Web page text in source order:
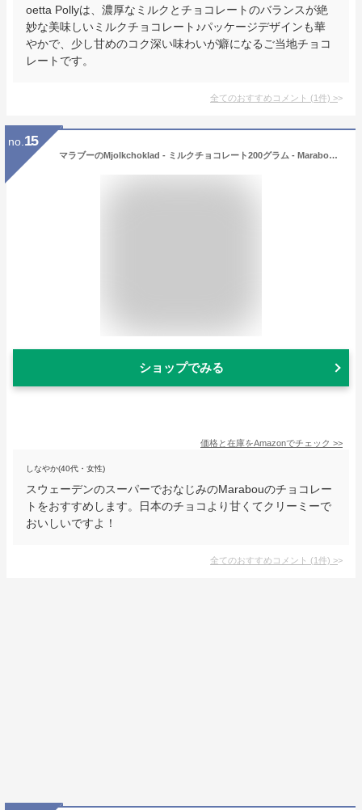
oetta Pollyは、濃厚なミルクとチョコレートのバランスが絶
妙な美味しいミルクチョコレート♪パッケージデザインも華
やかで、少し甘めのコク深い味わいが癖になるご当地チョコ
レートです。
全てのおすすめコメント (1件) >
no. 15
マラブーのMjolkchoklad - ミルクチョコレート200グラム - Marabou Mjolkchoklad - Milk Chocolate 200g [並行輸入品]
ショップでみる
価格と在庫をAmazonでチェック >>
しなやか(40代・女性)
スウェーデンのスーパーでおなじみのMarabouのチョコレー
トをおすすめします。日本のチョコより甘くてクリーミーで
おいしいですよ！
全てのおすすめコメント (1件) >